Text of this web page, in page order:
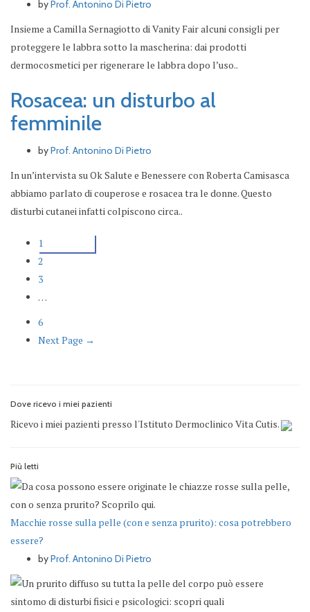
byProf. Antonino Di Pietro
Insieme a Camilla Sernagiotto di Vanity Fair alcuni consigli per
proteggere le labbra sotto la mascherina: dai prodotti
dermocosmetici per rigenerare le labbra dopo l’uso..
Rosacea: un disturbo al
femminile
byProf. Antonino Di Pietro
In un’intervista su Ok Salute e Benessere con Roberta Camisasca
abbiamo parlato di couperose e rosacea tra le donne. Questo
disturbi cutanei infatti colpiscono circa..
1
2
3
…
6
Next Page →
Dove ricevo i miei pazienti
Ricevo i miei pazienti presso l'Istituto Dermoclinico Vita Cutis.
Più letti
Macchie rosse sulla pelle (con e senza prurito): cosa potrebbero
essere?
byProf. Antonino Di Pietro